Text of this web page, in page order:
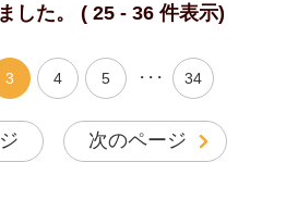
した。 ( 25 - 36 件表示)
3 4 5 ・・・ 34
次のページ